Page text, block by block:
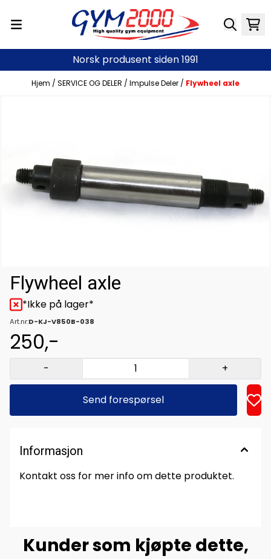
Norsk produsent siden 1991
Hjem / SERVICE OG DELER / Impulse Deler / Flywheel axle
Flywheel axle
*Ikke på lager*
Art.nr:D-KJ-V850B-038
250,-
- +
Send forespørsel
Informasjon
Kontakt oss for mer info om dette produktet.
Kunder som kjøpte dette,